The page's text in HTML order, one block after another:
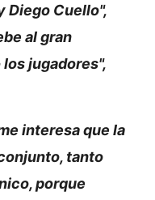
Diego Cuello",
al gran
jugadores",
interesa que la
tanto
porque